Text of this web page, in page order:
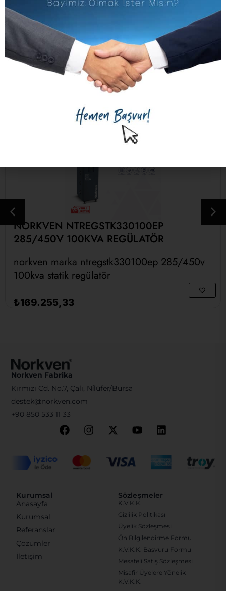
Yorumlar
İade Garantisi
NORKVEN NTREGSTK330100EP
285/450V 100KVA REGÜLATÖR
norkven marka ntregstk330100ep 285/450v
100kva stati̇k regülatör
₺169.255,33
Norkven Fabrika
Kırmızı Cd. No.7, Çalı, Ni̇lüfer/Bursa
destek@norkven.com
+90 850 533 11 33
Kurumsal
Anasayfa
Kurumsal
Referanslar
Çözümler
İletişim
Sözleşmeler
K.V.K.K.
Gizlilik Politikası
Üyelik Sözleşmesi
Ön Bilgilendirme Formu
K.V.K.K. Başvuru Formu
Mesafeli Satış Sözleşmesi
Misafir Üyelere Yönelik
K.V.K.K.